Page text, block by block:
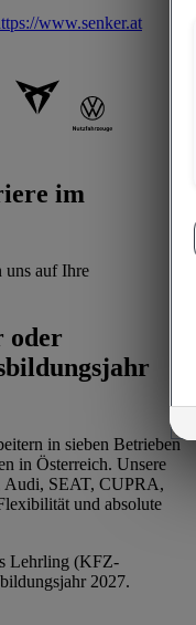
www.senker.at
im
uns auf Ihre
oder
in sieben Betrieben
in Österreich. Unsere
Audi, SEAT, CUPRA,
und absolute
Lehrling (KFZ-
2027.